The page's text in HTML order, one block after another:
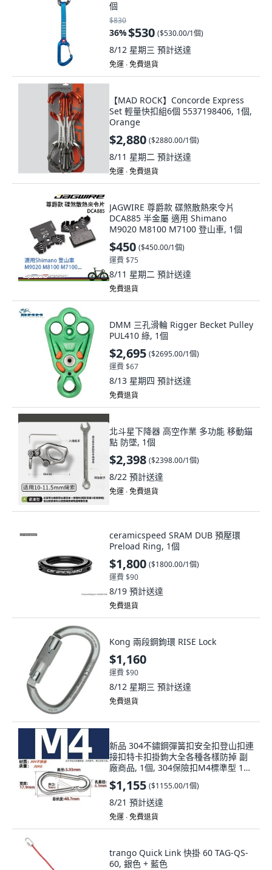
個
$830
36%$530 ($530.00/1個)
8/12 星期三 預計送達
免運 ∙ 免費退貨
【MAD ROCK】Concorde Express
Set 輕量快扣組6個 5537198406, 1個,
Orange
$2,880 ($2880.00/1個)
8/11 星期二 預計送達
免運 ∙ 免費退貨
JAGWIRE 尊爵款 碟煞散熱來令片
DCA885 半金屬 適用 Shimano
M9020 M8100 M7100 登山車, 1個
$450 ($450.00/1個)
運費 $75
8/11 星期二 預計送達
免費退貨
DMM 三孔滑輪 Rigger Becket Pulley
PUL410 綠, 1個
$2,695 ($2695.00/1個)
運費 $67
8/13 星期四 預計送達
免費退貨
北斗星下降器 高空作業 多功能 移動錨
點 防墜, 1個
$2,398 ($2398.00/1個)
8/22 預計送達
免運 ∙ 免費退貨
ceramicspeed SRAM DUB 預壓環
Preload Ring, 1個
$1,800 ($1800.00/1個)
運費 $90
8/19 預計送達
免費退貨
Kong 兩段鋼鉤環 RISE Lock
$1,160
運費 $90
8/12 星期三 預計送達
免費退貨
新品 304不鏽鋼彈簧扣安全扣登山扣連
接扣特卡扣掛鉤大全各種各樣防掉 副
廠商品, 1個, 304保險扣M4標準型 100
個 1包
$1,155 ($1155.00/1個)
8/21 預計送達
免運 ∙ 免費退貨
trango Quick Link 快掛 60 TAG-QS-
60, 銀色 + 藍色